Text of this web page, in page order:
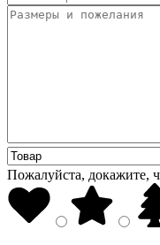
Пожалуйста, докажите,